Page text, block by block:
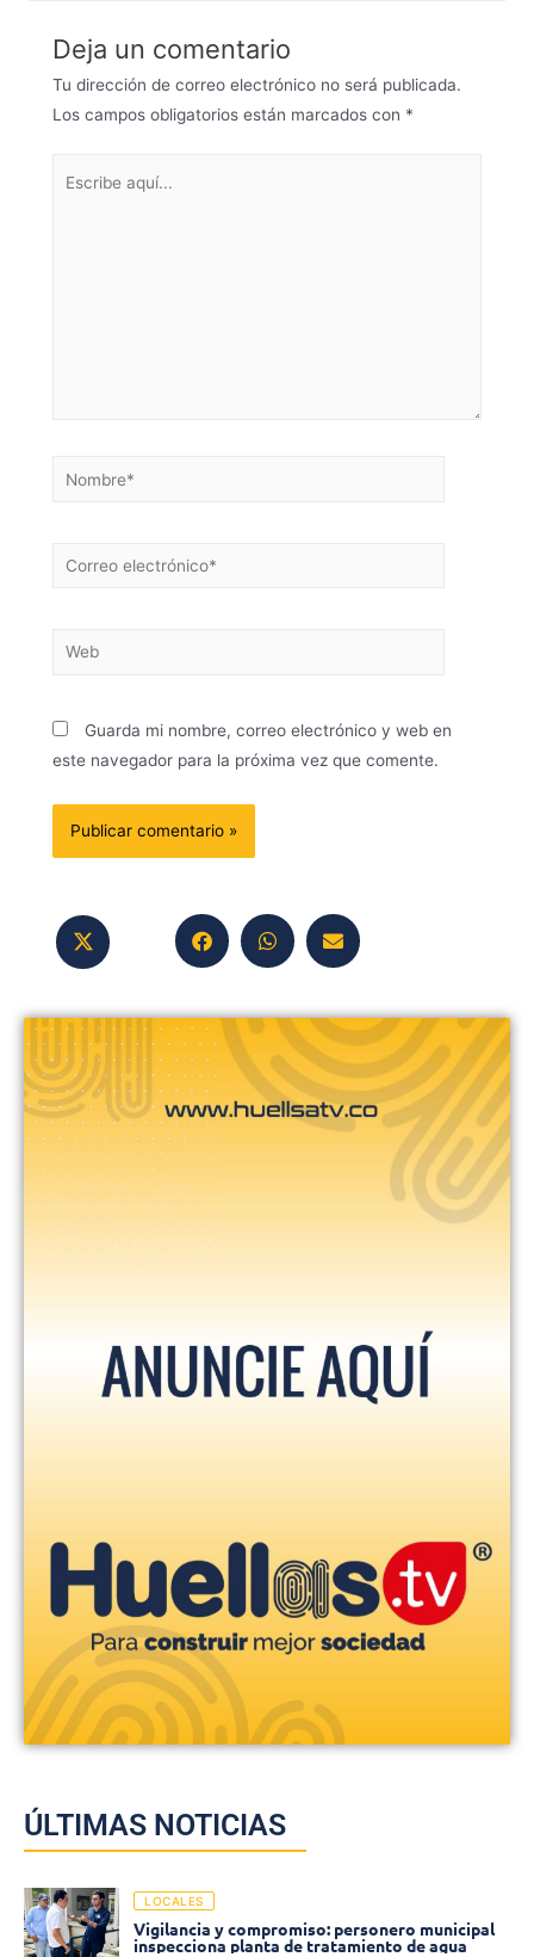
Deja un comentario
Tu dirección de correo electrónico no será publicada.
Los campos obligatorios están marcados con *
Guarda mi nombre, correo electrónico y web en
este navegador para la próxima vez que comente.
ÚLTIMAS NOTICIAS
LOCALES
Vigilancia y compromiso: personero municipal
inspecciona planta de tratamiento de agua